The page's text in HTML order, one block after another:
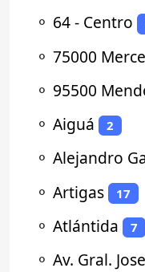
⚬ 64 - Centro
⚬ 75000
⚬ 95500
⚬ Aiguá 2
⚬ Alejandro
⚬ Artigas 17
⚬ Atlántida 7
⚬ Av. Gral.